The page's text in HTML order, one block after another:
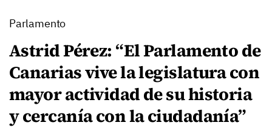
Parlamento
Astrid Pérez: “El Parlamento de
Canarias vive la legislatura con
mayor actividad de su historia
y cercanía con la ciudadanía”